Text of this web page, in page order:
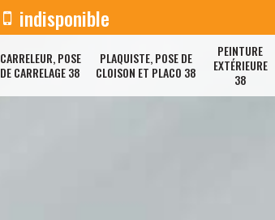
indisponible
CARRELEUR, POSE
DE CARRELAGE 38
PLAQUISTE, POSE DE
CLOISON ET PLACO 38
PEINTURE
EXTÉRIEURE
38